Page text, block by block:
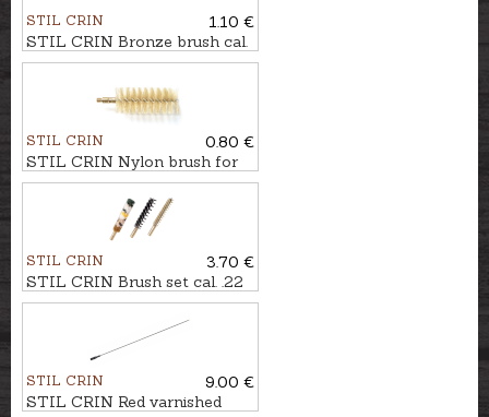
STIL CRIN
1.10 €
STIL CRIN Bronze brush cal.
8mm
STIL CRIN
0.80 €
STIL CRIN Nylon brush for
shotgun cal. .16/.20
STIL CRIN
3.70 €
STIL CRIN Brush set cal. .22
STIL CRIN
9.00 €
STIL CRIN Red varnished